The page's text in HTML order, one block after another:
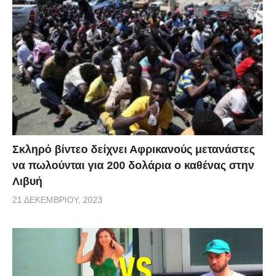
Σκληρό βίντεο δείχνει Αφρικανούς μετανάστες
να πωλούνται για 200 δολάρια ο καθένας στην
Λιβυή
21 ΔΕΚΕΜΒΡΊΟΥ, 2023